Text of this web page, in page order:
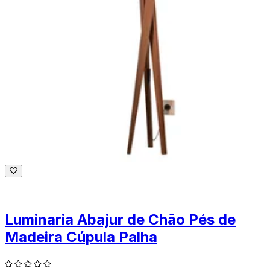
Luminaria Abajur de Chão Pés de
Madeira Cúpula Palha